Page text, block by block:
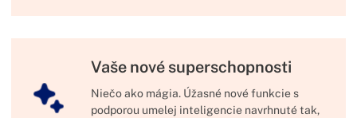
Vaše nové superschopnosti
Niečo ako mágia. Úžasné nové funkcie s
podporou umelej inteligencie navrhnuté tak,